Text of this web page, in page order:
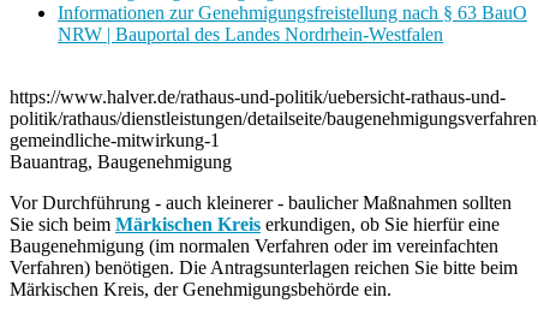
Informationen zur Genehmigungsfreistellung nach § 63 BauO
NRW | Bauportal des Landes Nordrhein-Westfalen
https://www.halver.de/rathaus-und-politik/uebersicht-rathaus-und-
politik/rathaus/dienstleistungen/detailseite/
gemeindliche-mitwirkung-1
Bauantrag, Baugenehmigung
Vor Durchführung - auch kleinerer - baulicher Maßnahmen sollten
Sie sich beim Märkischen Kreis erkundigen, ob Sie hierfür eine
Baugenehmigung (im normalen Verfahren oder im vereinfachten
Verfahren) benötigen. Die Antragsunterlagen reichen Sie bitte beim
Märkischen Kreis, der Genehmigungsbehörde ein.